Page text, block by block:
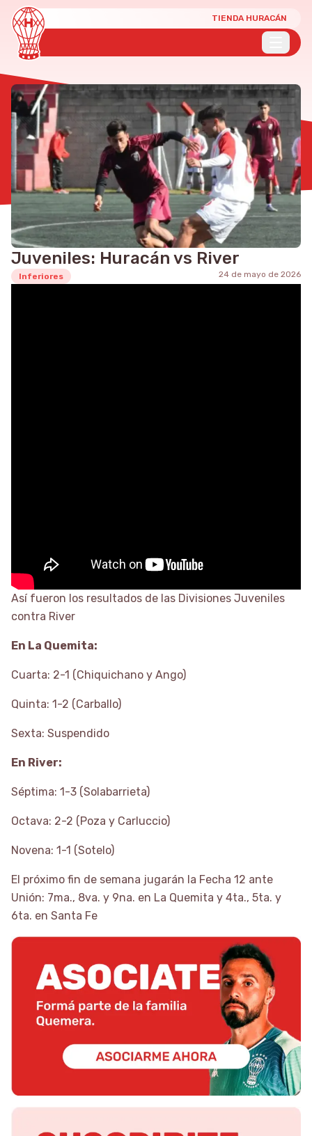
TIENDA HURACÁN
Juveniles: Huracán vs River
Inferiores 24 de mayo de 2026
Así fueron los resultados de las Divisiones Juveniles
contra River
En La Quemita:
Cuarta: 2-1 (Chiquichano y Ango)
Quinta: 1-2 (Carballo)
Sexta: Suspendido
En River:
Séptima: 1-3 (Solabarrieta)
Octava: 2-2 (Poza y Carluccio)
Novena: 1-1 (Sotelo)
El próximo fin de semana jugarán la Fecha 12 ante
Unión: 7ma., 8va. y 9na. en La Quemita y 4ta., 5ta. y
6ta. en Santa Fe